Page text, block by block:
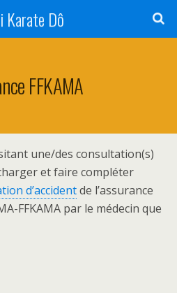
Karate Dô
FFKAMA
une/des consultation(s)
et faire compléter
d’accidentde l’assurance
FFKAMA par le médecin que